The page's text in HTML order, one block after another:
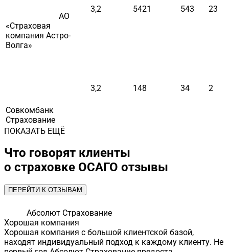
АО
«Страховая
компания Астро-
Волга»
3,2 5421 543 23
Совкомбанк
Страхование
3,2 148 34 2
ПОКАЗАТЬ ЕЩЁ
Что говорят клиенты
о страховке ОСАГО отзывы
ПЕРЕЙТИ К ОТЗЫВАМ
Абсолют Страхование
Хорошая компания
Хорошая компания с большой клиентской базой,
находят индивидуальный подход к каждому клиенту. Не